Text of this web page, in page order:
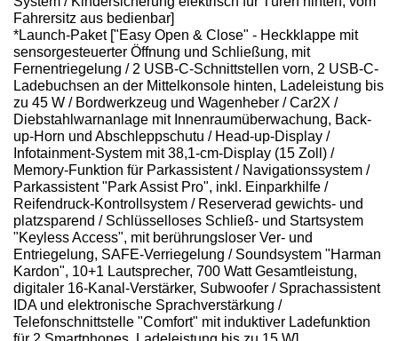
Fahrersitz aus bedienbar]
*Launch-Paket ["Easy Open & Close" - Heckklappe mit
sensorgesteuerter Öffnung und Schließung, mit
Fernentriegelung / 2 USB-C-Schnittstellen vorn, 2 USB-C-
Ladebuchsen an der Mittelkonsole hinten, Ladeleistung bis
zu 45 W / Bordwerkzeug und Wagenheber / Car2X /
Diebstahlwarnanlage mit Innenraumüberwachung, Back-
up-Horn und Abschleppschutu / Head-up-Display /
Infotainment-System mit 38,1-cm-Display (15 Zoll) /
Memory-Funktion für Parkassistent / Navigationssystem /
Parkassistent "Park Assist Pro", inkl. Einparkhilfe /
Reifendruck-Kontrollsystem / Reserverad gewichts- und
platzsparend / Schlüsselloses Schließ- und Startsystem
"Keyless Access", mit berührungsloser Ver- und
Entriegelung, SAFE-Verriegelung / Soundsystem "Harman
Kardon", 10+1 Lautsprecher, 700 Watt Gesamtleistung,
digitaler 16-Kanal-Verstärker, Subwoofer / Sprachassistent
IDA und elektronische Sprachverstärkung /
Telefonschnittstelle "Comfort" mit induktiver Ladefunktion